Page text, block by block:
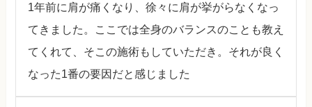
1年前に肩が痛くなり、徐々に肩が挙がらなくなっ
てきました。ここでは全身のバランスのことも教え
てくれて、そこの施術もしていただき。それが良く
なった1番の要因だと感じました